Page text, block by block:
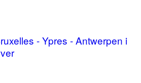
- Ypres - Antwerpen i